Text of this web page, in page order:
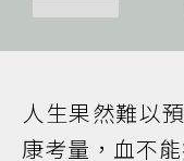
人生果然難以
康考量，血不